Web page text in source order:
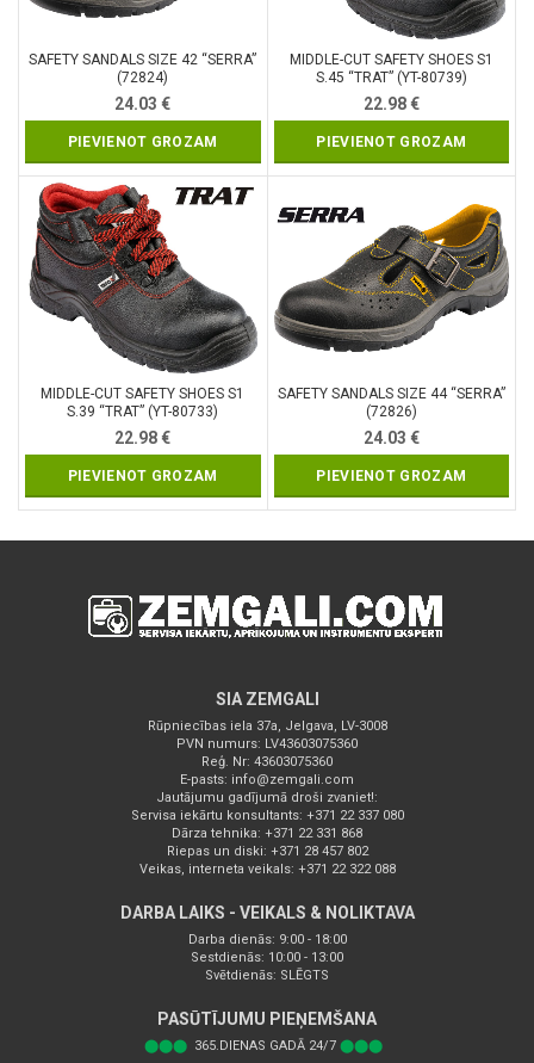
SAFETY SANDALS SIZE 42 “SERRA”
(72824)
24.03€
PIEVIENOT GROZAM
MIDDLE-CUT SAFETY SHOES S1
S.45 “TRAT” (YT-80739)
22.98€
PIEVIENOT GROZAM
MIDDLE-CUT SAFETY SHOES S1
S.39 “TRAT” (YT-80733)
22.98€
PIEVIENOT GROZAM
SAFETY SANDALS SIZE 44 “SERRA”
(72826)
24.03 €
PIEVIENOT GROZAM
SIA ZEMGALI
Rūpniecības iela 37a, Jelgava, LV-3008
PVN numurs: LV43603075360
Reģ. Nr: 43603075360
E-pasts: info@zemgali.com
Jautājumu gadījumā droši zvaniet!:
Servisa iekārtu konsultants: +371 22 337 080
Dārza tehnika: +371 22 331 868
Riepas un diski: +371 28 457 802
Veikas, interneta veikals: +371 22 322 088
DARBA LAIKS - VEIKALS & NOLIKTAVA
Darba dienās: 9:00 - 18:00
Sestdienās: 10:00 - 13:00
Svētdienās: SLĒGTS
PASŪTĪJUMU PIEŅEMŠANA
⬤⬤⬤ 365.DIENAS GADĀ 24/7 ⬤⬤⬤